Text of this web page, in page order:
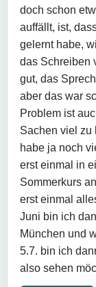
doch schon
auffällt, ist,
gelernt habe,
das Schreiben
gut, das
aber das war
Problem ist
Sachen viel zu
habe ja noch
erst einmal in
Sommerkurs
erst einmal
Juni bin ich
München und
5.7. bin ich
also sehen